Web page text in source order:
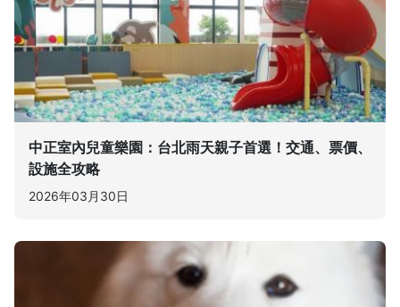
中正室內兒童樂園：台北雨天親子首選！交通、票價、
設施全攻略
2026年03月30日